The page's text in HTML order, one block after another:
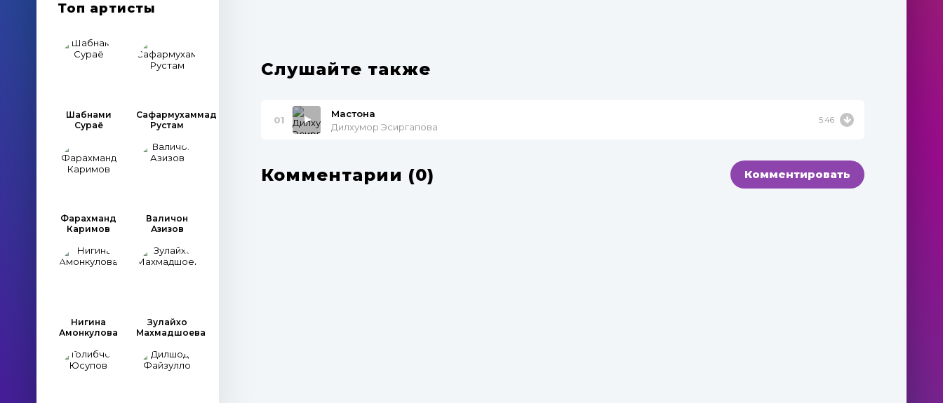
Топ артисты
Шабнами
Сураё
Сафармухаммад
Рустам
Фарахманд
Каримов
Валичон
Азизов
Нигина
Амонкулова
Зулайхо
Махмадшоева
Слушайте также
01
Мастона
Дилхумор Эсиргапова
5:46
Комментарии (0) Комментировать